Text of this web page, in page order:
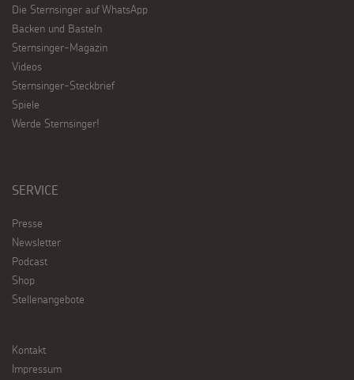
Die Sternsinger auf WhatsApp
Backen und Basteln
Sternsinger-Magazin
Videos
Sternsinger-Steckbrief
Spiele
Werde Sternsinger!
SERVICE
Presse
Newsletter
Podcast
Shop
Stellenangebote
Kontakt
Impressum